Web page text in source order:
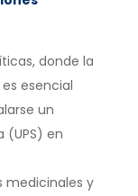
donde la
esencial
un
en
medicinales y